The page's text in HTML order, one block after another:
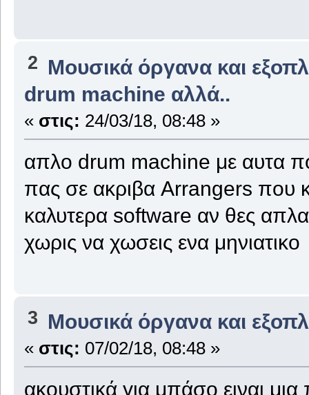
2 Μουσικά όργανα και
drum machine αλλά..
« στις: 24/03/18, 08:48 »
απλο drum machine με αυτα
πας σε ακριβα Arrangers που
καλυτερα software αν θες
χωρις να χωσεις ενα μηνιατικο
3 Μουσικά όργανα και
« στις: 07/02/18, 08:48 »
ακουστικά για μπάσο ειναι